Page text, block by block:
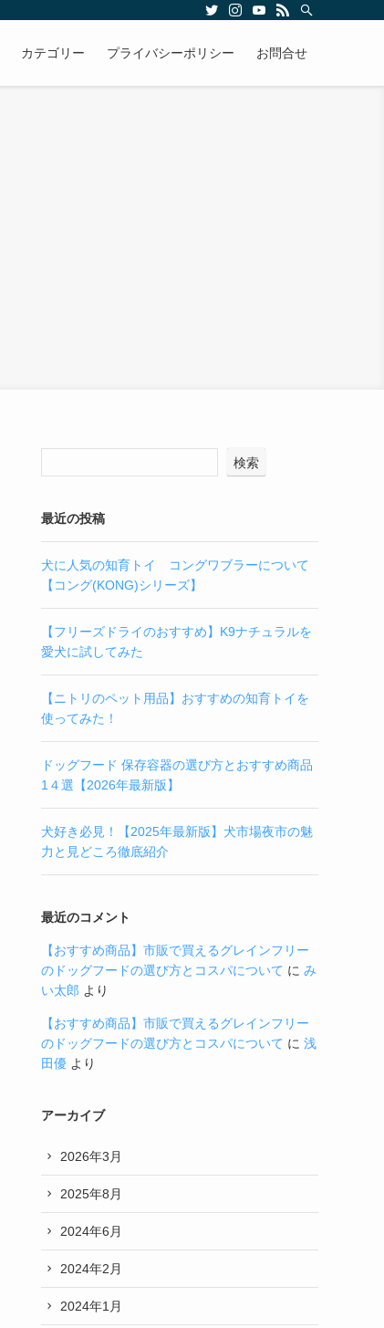
カテゴリー プライバシーポリシー お問合せ
検索
最近の投稿
犬に人気の知育トイ コングワブラーについて
【コング(KONG)シリーズ】
【フリーズドライのおすすめ】K9ナチュラルを
愛犬に試してみた
【ニトリのペット用品】おすすめの知育トイを
使ってみた！
ドッグフード 保存容器の選び方とおすすめ商品
1４選【2026年最新版】
犬好き必見！【2025年最新版】犬市場夜市の魅
力と見どころ徹底紹介
最近のコメント
【おすすめ商品】市販で買えるグレインフリー
のドッグフードの選び方とコスパについて に み
い太郎 より
【おすすめ商品】市販で買えるグレインフリー
のドッグフードの選び方とコスパについて に 浅
田優 より
アーカイブ
2026年3月
2025年8月
2024年6月
2024年2月
2024年1月